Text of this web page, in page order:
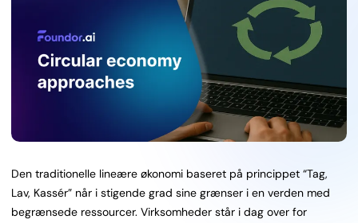
Den traditionelle lineære økonomi baseret på princippet “Tag,
Lav, Kassér” når i stigende grad sine grænser i en verden med
begrænsede ressourcer. Virksomheder står i dag over for